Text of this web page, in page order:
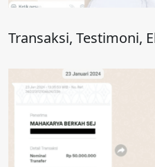
Transaksi, Testimoni,